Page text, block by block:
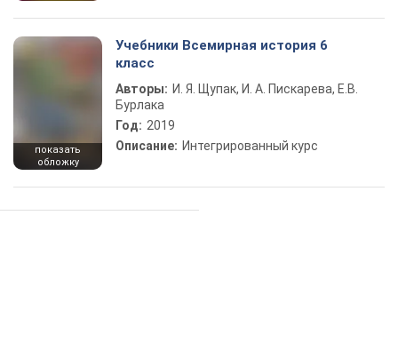
показать
обложку
Учебники Всемирная история 6
класс
Авторы: И. Я. Щупак, И. А. Пискарева, Е.В.
Бурлака
Год: 2019
Описание: Интегрированный курс